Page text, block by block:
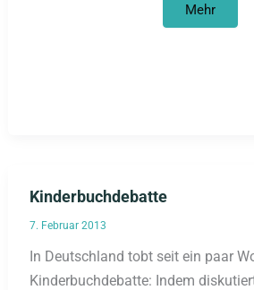
Mehr
Kinderbuchdebatte
7. Februar 2013
In Deutschland tobt seit ein paar
Kinderbuchdebatte: Indem